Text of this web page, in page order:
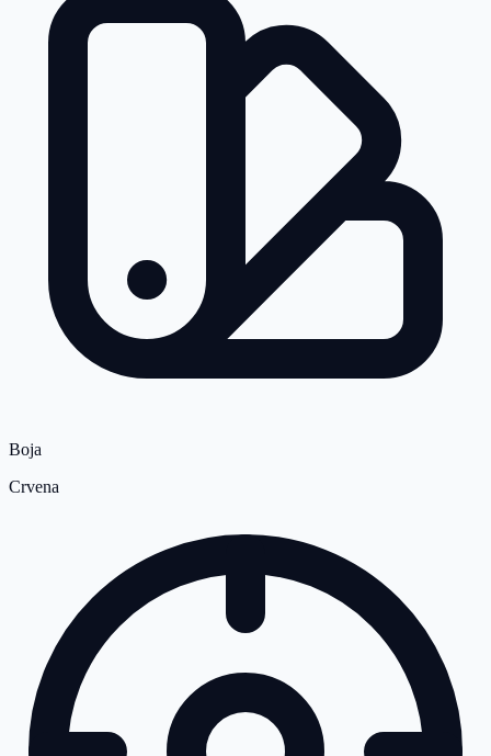
Boja
Crvena